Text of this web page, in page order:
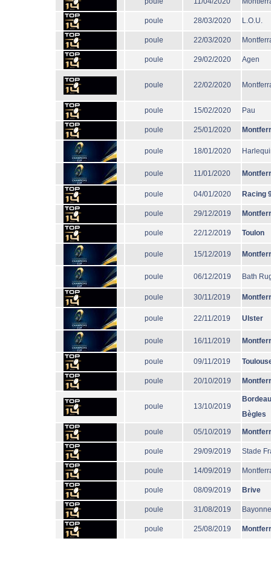
poule 28/03/2020 L.O.U.
poule 22/03/2020
poule 29/02/2020 Agen
poule 22/02/2020
poule 15/02/2020 Pau
poule 25/01/2020
poule 18/01/2020
poule 11/01/2020
poule 04/01/2020 Racing
poule 29/12/2019
poule 22/12/2019 Toulon
poule 15/12/2019
poule 06/12/2019 Bath
poule 30/11/2019
poule 22/11/2019 Ulster
poule 16/11/2019
poule 09/11/2019
poule 20/10/2019
poule 13/10/2019
Bègles
poule 05/10/2019
poule 29/09/2019 Stade
poule 14/09/2019
poule 08/09/2019 Brive
poule 31/08/2019 Bayonne
poule 25/08/2019